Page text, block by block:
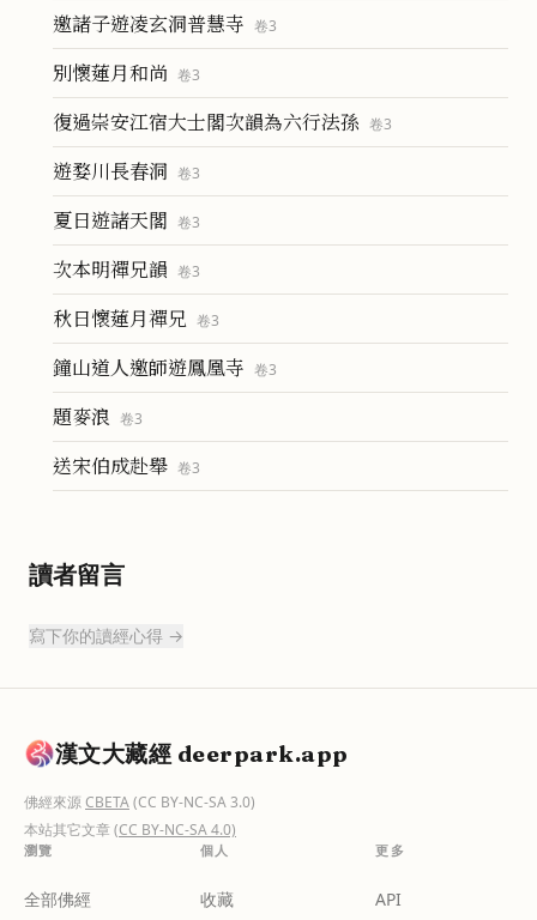
邀諸子遊凌玄洞普慧寺 卷3
別懷蓮月和尚 卷3
復過崇安江宿大士閣次韻為六行法孫 卷3
遊婺川長春洞 卷3
夏日遊諸天閣 卷3
次本明禪兄韻 卷3
秋日懷蓮月禪兄 卷3
鐘山道人邀師遊鳳凰寺 卷3
題麥浪 卷3
送宋伯成赴舉 卷3
讀者留言
寫下你的讀經心得 →
漢文大藏經 deerpark.app
佛經來源CBETA(CC BY-NC-SA 3.0)
本站其它文章(CC BY-NC-SA 4.0)
瀏覽
全部佛經
個人
收藏
更多
API